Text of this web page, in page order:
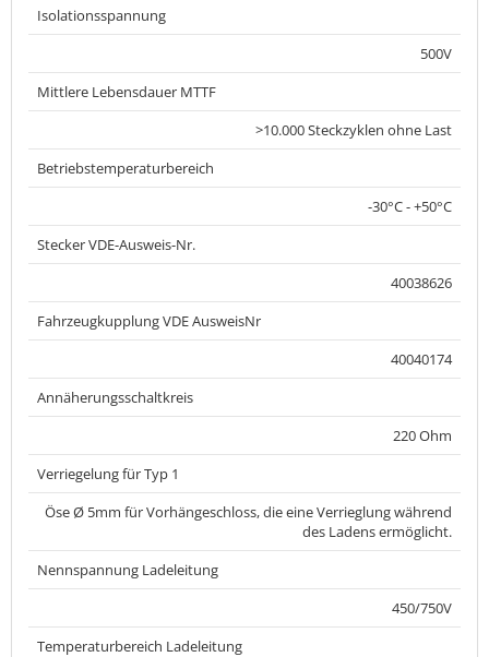
Isolationsspannung
500V
Mittlere Lebensdauer MTTF
>10.000 Steckzyklen ohne Last
Betriebstemperaturbereich
-30°C - +50°C
Stecker VDE-Ausweis-Nr.
40038626
Fahrzeugkupplung VDE AusweisNr
40040174
Annäherungsschaltkreis
220 Ohm
Verriegelung für Typ 1
Öse Ø 5mm für Vorhängeschloss, die eine Verrieglung während
des Ladens ermöglicht.
Nennspannung Ladeleitung
450/750V
Temperaturbereich Ladeleitung